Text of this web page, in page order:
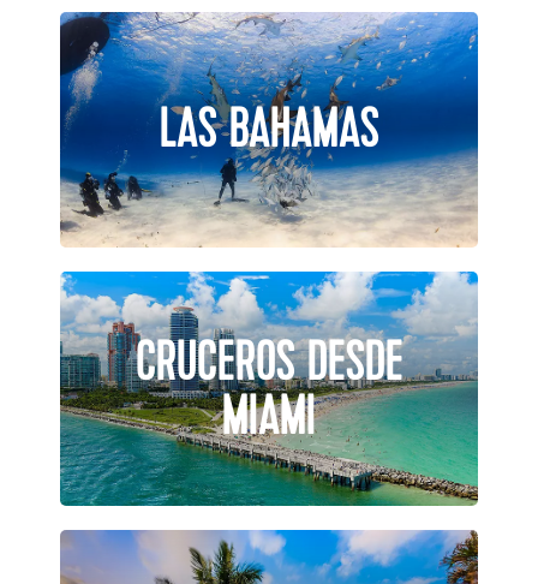
LAS BAHAMAS
CRUCEROS DESDE
MIAMI